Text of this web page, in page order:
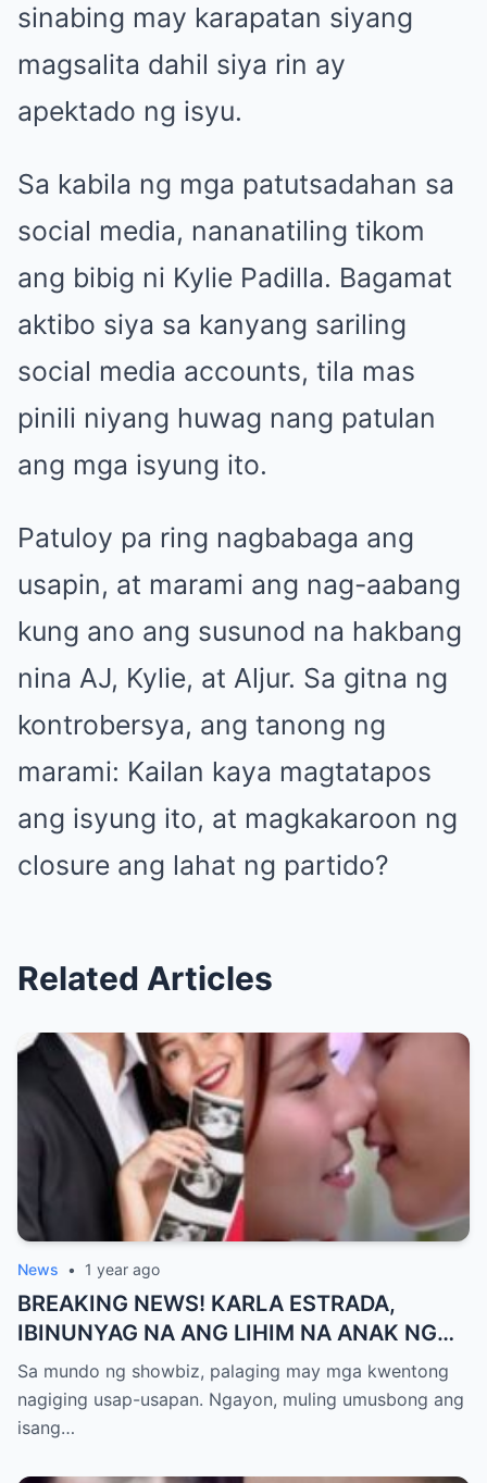
sinabing may karapatan siyang
magsalita dahil siya rin ay
apektado ng isyu.
Sa kabila ng mga patutsadahan sa
social media, nananatiling tikom
ang bibig ni Kylie Padilla. Bagamat
aktibo siya sa kanyang sariling
social media accounts, tila mas
pinili niyang huwag nang patulan
ang mga isyung ito.
Patuloy pa ring nagbabaga ang
usapin, at marami ang nag-aabang
kung ano ang susunod na hakbang
nina AJ, Kylie, at Aljur. Sa gitna ng
kontrobersya, ang tanong ng
marami: Kailan kaya magtatapos
ang isyung ito, at magkakaroon ng
closure ang lahat ng partido?
Related Articles
News • 1 year ago
BREAKING NEWS! KARLA ESTRADA,
IBINUNYAG NA ANG LIHIM NA ANAK NG
KATHNIEL! Matagal na Itinatagong
Katotohanan, Inilabas na sa Publiko — Fans
NAGULANTANG sa Rebelasyong Yumanig
Sa mundo ng showbiz, palaging may mga kwentong
nagiging usap-usapan. Ngayon, muling umusbong ang
isang…